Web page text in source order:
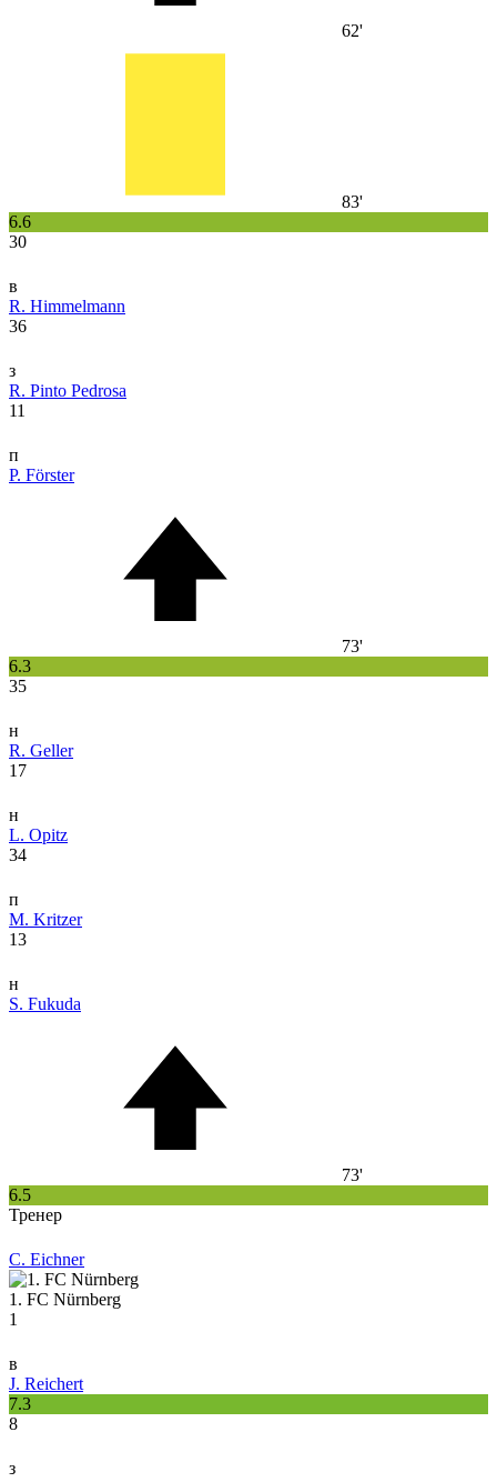
62'
83'
6.6
30
в
R. Himmelmann
36
з
R. Pinto Pedrosa
11
п
P. Förster
73'
6.3
35
н
R. Geller
17
н
L. Opitz
34
п
M. Kritzer
13
н
S. Fukuda
73'
6.5
Тренер
C. Eichner
1. FC Nürnberg
1
в
J. Reichert
7.3
8
з